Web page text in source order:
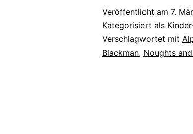
Veröffentlicht am 7.
Kategorisiert als
Verschlagwortet mit
Blackman, Noughts